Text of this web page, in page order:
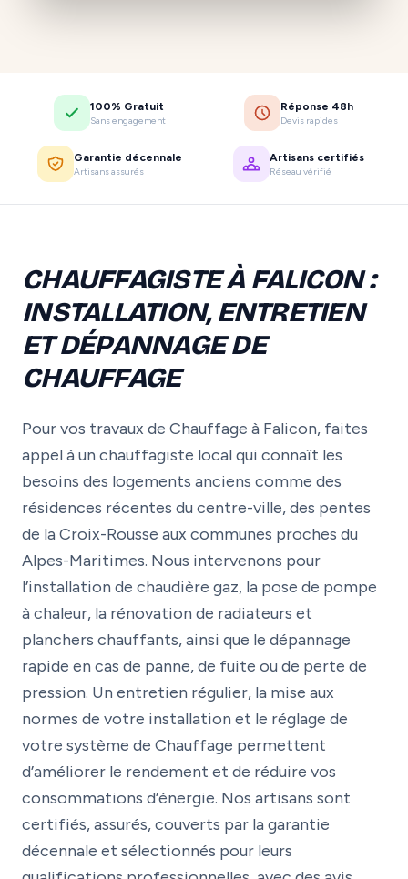
100% Gratuit
Sans engagement
Réponse 48h
Devis rapides
Garantie décennale
Artisans assurés
Artisans certifiés
Réseau vérifié
CHAUFFAGISTE À FALICON :
INSTALLATION, ENTRETIEN
ET DÉPANNAGE DE
CHAUFFAGE
Pour vos travaux de Chauffage à Falicon, faites
appel à un chauffagiste local qui connaît les
besoins des logements anciens comme des
résidences récentes du centre-ville, des pentes
de la Croix-Rousse aux communes proches du
Alpes-Maritimes. Nous intervenons pour
l’installation de chaudière gaz, la pose de pompe
à chaleur, la rénovation de radiateurs et
planchers chauffants, ainsi que le dépannage
rapide en cas de panne, de fuite ou de perte de
pression. Un entretien régulier, la mise aux
normes de votre installation et le réglage de
votre système de Chauffage permettent
d’améliorer le rendement et de réduire vos
consommations d’énergie. Nos artisans sont
certifiés, assurés, couverts par la garantie
décennale et sélectionnés pour leurs